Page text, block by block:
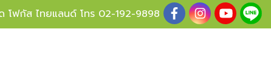
โฟกัส ไทยแลนด์ โทร 02-192-9898